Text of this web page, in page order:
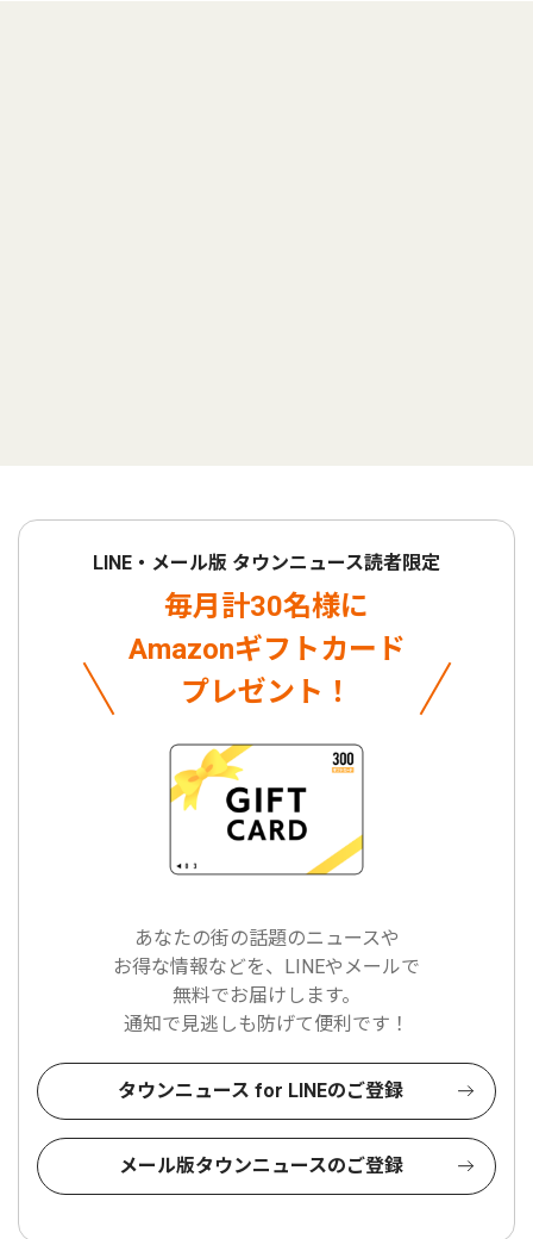
LINE・メール版 タウンニュース読者限定
毎月計30名様に
Amazonギフトカード
プレゼント！
あなたの街の話題のニュースや
お得な情報などを、LINEやメールで
無料でお届けします。
通知で見逃しも防げて便利です！
タウンニュース for LINEのご登録
メール版タウンニュースのご登録